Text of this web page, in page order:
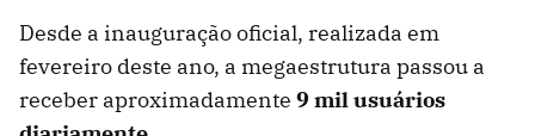
Desde a inauguração oficial, realizada em
fevereiro deste ano, a megaestrutura passou a
receber aproximadamente 9 mil usuários